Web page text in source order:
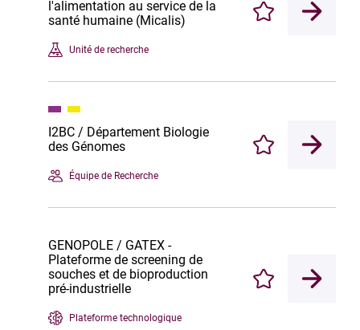
l'alimentation au service de la
santé humaine (Micalis)
Unité de recherche
Enregistrer
I2BC / Département Biologie
des Génomes
Équipe de Recherche
Enregistrer
GENOPOLE / GATEX -
Plateforme de screening de
souches et de bioproduction
pré-industrielle
Plateforme technologique
Enregistrer